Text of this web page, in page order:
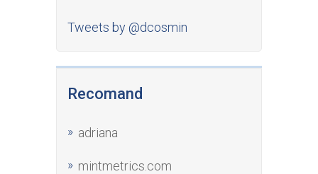
Tweets by @dcosmin
Recomand
adriana
mintmetrics.com